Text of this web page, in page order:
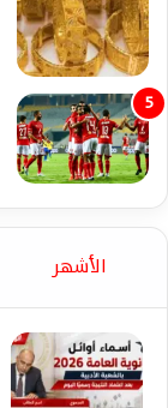
الأشهر